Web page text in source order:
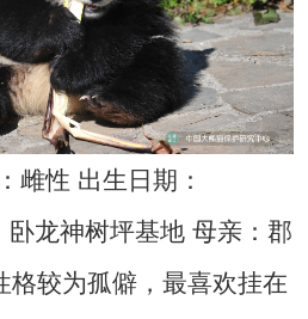
雌性 出生日期：
龙神树坪基地 母亲：郡
格较为孤僻，最喜欢挂在